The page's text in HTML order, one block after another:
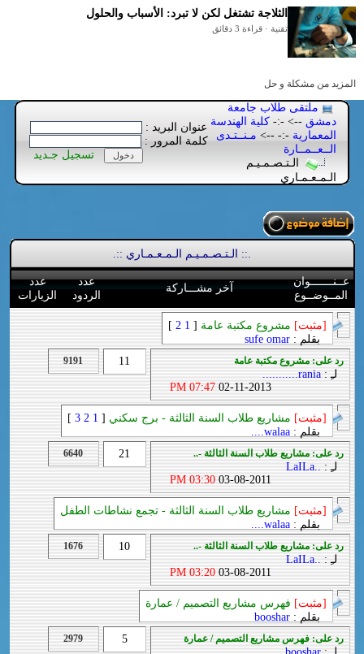
الثلاجة تشتغل لكن لا تبرد: الأسباب والحلول
تقنية · قراءة 3 دقائق
المزيد من مشكلة و حل
ملتقى طلاب جامعة
دمشق --> -:- كلية الهندسة
المعمارية -:- --> مـنــتـدى
الــعــمــارة
الـتـصـمـيـم
الـمـعـمـاري
عنوان البريد :
كلمة المرور :
تسجيل جـديد
.:: الـتـصـمـيـم الـمـعـمـاري ::.
عــنـــــــوان
المــوضــوع
آخر مشـــاركة
عدد
الردود
عدد
الزيارات
[مثبت] مشروع مكتبة عامة [
1
2
]
بقلم :sufe omar
رد على: مشروع مكتبة عامة
لـِ :rania...........
02-11-2013
07:47 PM
11
9191
[مثبت] مشاريع طلاب السنة الثالثة - برج سكني [
1
2
3
]
بقلم :walaa....
رد على: مشاريع طلاب السنة الثالثة -..
لـِ : ..LaILa
03-08-2011
03:30 PM
21
6640
[مثبت] مشاريع طلاب السنة الثالثة - تجمع نشاطات الطفل
بقلم :walaa....
رد على: مشاريع طلاب السنة الثالثة -..
لـِ : ..LaILa
03-08-2011
03:20 PM
10
1676
[مثبت] فهرس مشاريع التصميم / عمارة
بقلم :booshar
رد على: فهرس مشاريع التصميم / عمارة 5
2979